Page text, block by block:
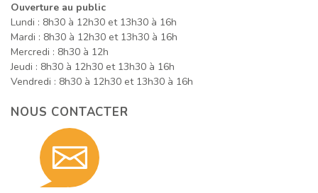
Ouverture au public
Lundi : 8h30 à 12h30 et 13h30 à 16h
Mardi : 8h30 à 12h30 et 13h30 à 16h
Mercredi : 8h30 à 12h
Jeudi : 8h30 à 12h30 et 13h30 à 16h
Vendredi : 8h30 à 12h30 et 13h30 à 16h
NOUS CONTACTER